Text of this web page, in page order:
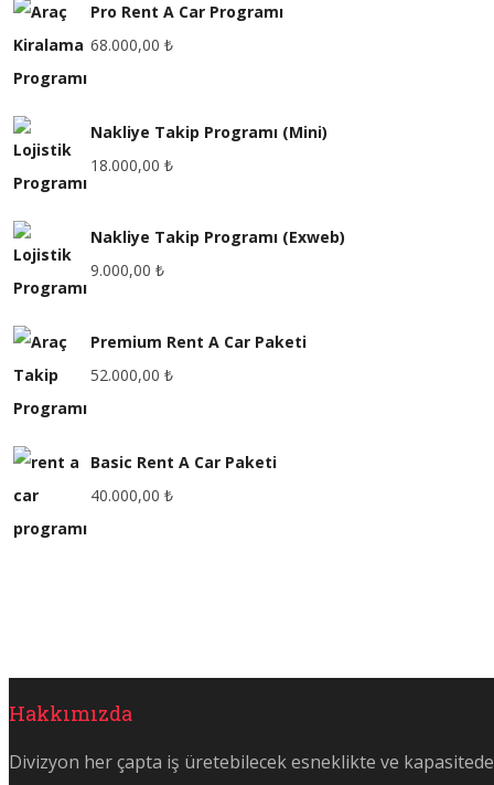
Pro Rent A Car Programı
68.000,00 ₺
Nakliye Takip Programı (Mini)
18.000,00 ₺
Nakliye Takip Programı (Exweb)
9.000,00 ₺
Premium Rent A Car Paketi
52.000,00 ₺
Basic Rent A Car Paketi
40.000,00 ₺
Hakkımızda
Divizyon her çapta iş üretebilecek esneklikte ve kapasitede